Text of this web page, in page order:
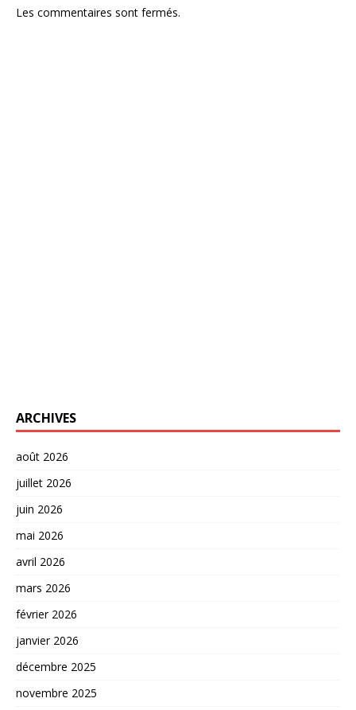
Les commentaires sont fermés.
ARCHIVES
août 2026
juillet 2026
juin 2026
mai 2026
avril 2026
mars 2026
février 2026
janvier 2026
décembre 2025
novembre 2025